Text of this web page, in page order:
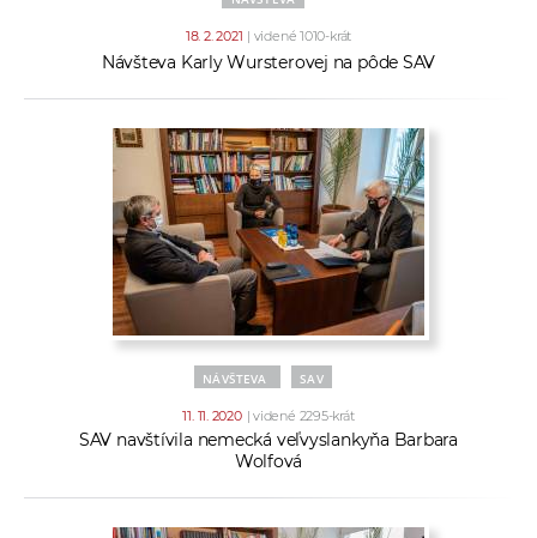
18. 2. 2021 | videné 1010-krát
Návšteva Karly Wursterovej na pôde SAV
NÁVŠTEVA SAV
11. 11. 2020 | videné 2295-krát
SAV navštívila nemecká veľvyslankyňa Barbara
Wolfová